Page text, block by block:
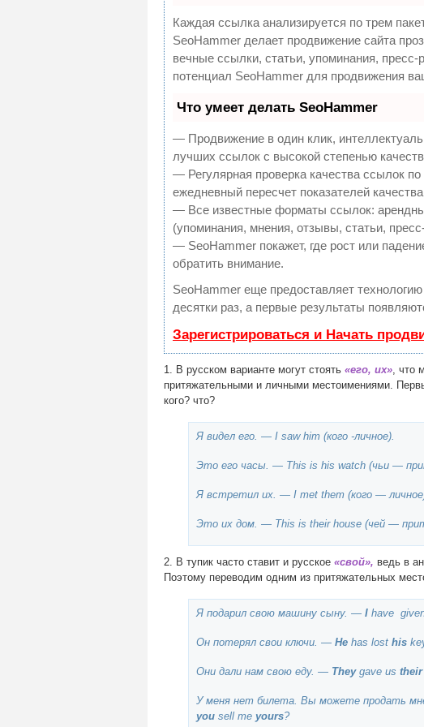
Каждая ссылка анализируется по трем
SeoHammer делает продвижение сайта
вечные ссылки, статьи, упоминания,
потенциал SeoHammer для продвижения
Что умеет делать SeoHammer
— Продвижение в один клик,
лучших ссылок с высокой степенью
— Регулярная проверка качества ссылок
ежедневный пересчет показателей
— Все известные форматы ссылок:
(упоминания, мнения, отзывы, статьи,
— SeoHammer покажет, где рост или
обратить внимание.
SeoHammer еще предоставляет технологию
десятки раз, а первые результаты
Зарегистрироваться и Начать
1. В русском варианте могут стоять «его, их», что
притяжательными и личными местоимениями.
кого? что?
Я видел его. — I saw him (кого -личное).
Это его часы. — This is his watch (чьи —
Я встретил их. — I met them (кого —
Это их дом. — This is their house (чей —
2. В тупик часто ставит и русское «свой», ведь в
Поэтому переводим одним из притяжательных
Я подарил свою машину сыну. — I have
Он потерял свои ключи. — He has lost his
Они дали нам свою еду. — Theygave us their
У меня нет билета. Вы можете продать
you sell me yours?